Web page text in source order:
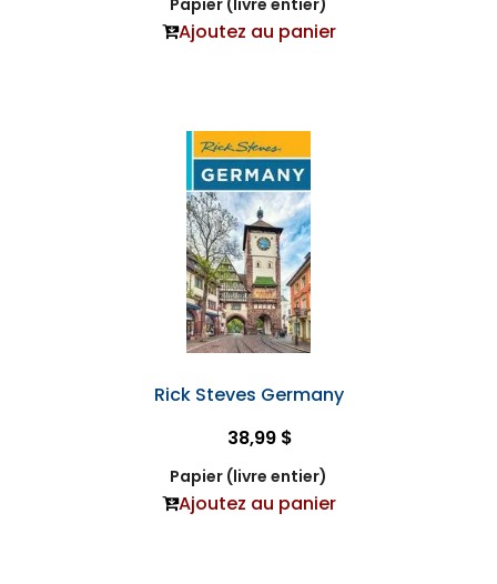
Papier (livre entier)
Ajoutez au panier
Rick Steves Germany
38,99 $
Papier (livre entier)
Ajoutez au panier